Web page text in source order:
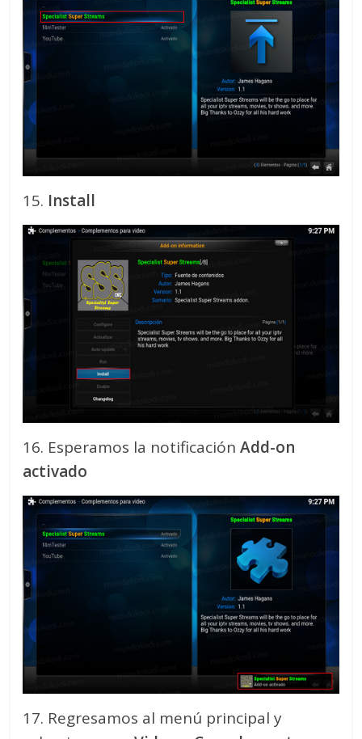
15. Install
16. Esperamos la notificaciónAdd-on
activado
17. Regresamos al menú principal y